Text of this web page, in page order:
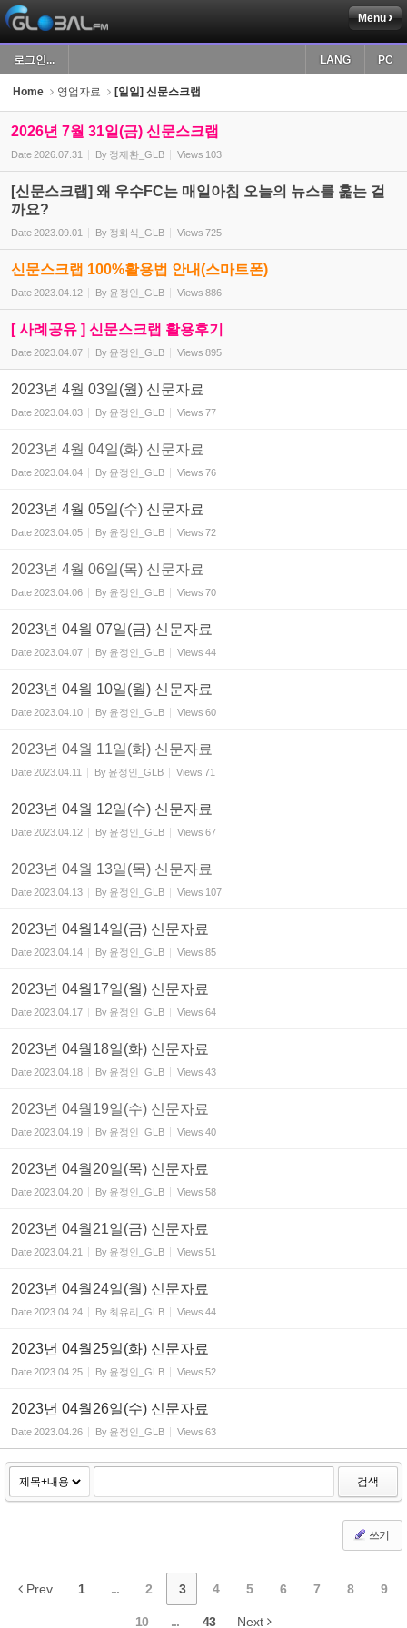
Menu
로그인... PC
LANG
Home 영업자료 [일일] 신문스크랩
2026년 7월 31일(금) 신문스크랩
Date2026.07.31 By 정제환_GLB Views 103
[신문스크랩] 왜 우수FC는 매일아침 오늘의 뉴스를 훑는 걸
까요?
Date2023.09.01 By 정화식_GLB Views 725
신문스크랩 100%활용법 안내(스마트폰)
Date2023.04.12 By 윤정인_GLB Views 886
[ 사례공유 ] 신문스크랩 활용후기
Date2023.04.07 By 윤정인_GLB Views 895
2023년 4월 03일(월) 신문자료
Date2023.04.03 By 윤정인_GLB Views 77
2023년 4월 04일(화) 신문자료
Date2023.04.04 By 윤정인_GLB Views 76
2023년 4월 05일(수) 신문자료
Date2023.04.05 By 윤정인_GLB Views 72
2023년 4월 06일(목) 신문자료
Date2023.04.06 By 윤정인_GLB Views 70
2023년 04월 07일(금) 신문자료
Date2023.04.07 By 윤정인_GLB Views 44
2023년 04월 10일(월) 신문자료
Date2023.04.10 By 윤정인_GLB Views 60
2023년 04월 11일(화) 신문자료
Date2023.04.11 By 윤정인_GLB Views 71
2023년 04월 12일(수) 신문자료
Date2023.04.12 By 윤정인_GLB Views 67
2023년 04월 13일(목) 신문자료
Date2023.04.13 By 윤정인_GLB Views 107
2023년 04월14일(금) 신문자료
Date2023.04.14 By 윤정인_GLB Views 85
2023년 04월17일(월) 신문자료
Date2023.04.17 By 윤정인_GLB Views 64
2023년 04월18일(화) 신문자료
Date2023.04.18 By 윤정인_GLB Views 43
2023년 04월19일(수) 신문자료
Date2023.04.19 By 윤정인_GLB Views 40
2023년 04월20일(목) 신문자료
Date2023.04.20 By 윤정인_GLB Views 58
2023년 04월21일(금) 신문자료
Date2023.04.21 By 윤정인_GLB Views 51
2023년 04월24일(월) 신문자료
Date2023.04.24 By 최유리_GLB Views 44
2023년 04월25일(화) 신문자료
Date2023.04.25 By 윤정인_GLB Views 52
2023년 04월26일(수) 신문자료
Date2023.04.26 By 윤정인_GLB Views 63
검색
쓰기
Prev 1 ... 2 3 4 5 6 7 8 9
10 ... 43 Next
Sketchbook5, 스케치북5
Sketchbook5, 스케치북5